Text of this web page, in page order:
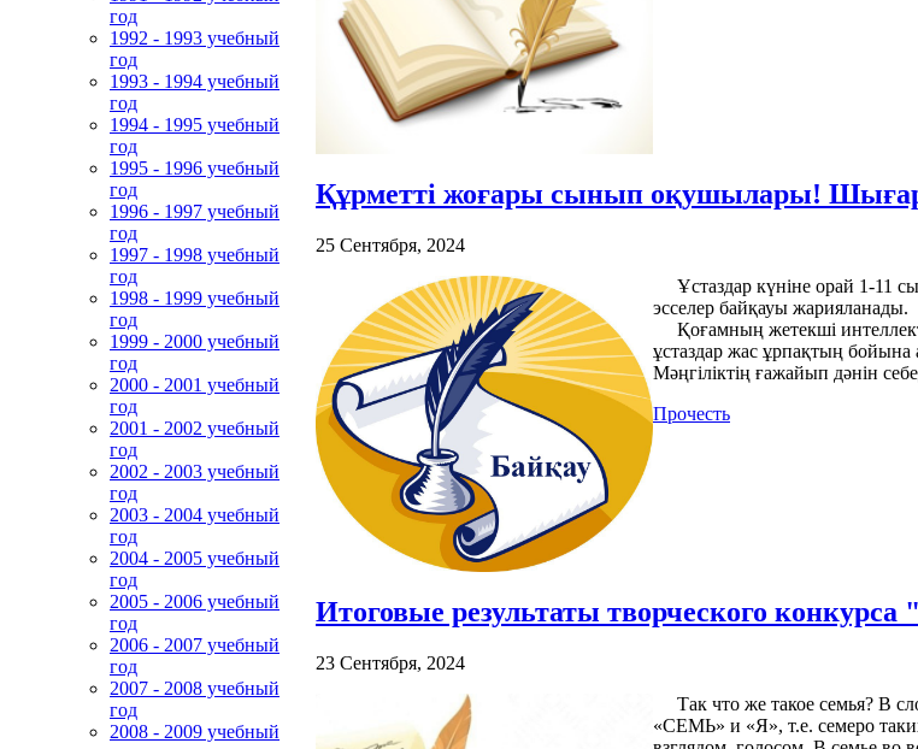
год
1992 - 1993 учебный
год
1993 - 1994 учебный
год
1994 - 1995 учебный
год
1995 - 1996 учебный
год
1996 - 1997 учебный
год
1997 - 1998 учебный
год
1998 - 1999 учебный
год
1999 - 2000 учебный
год
2000 - 2001 учебный
год
2001 - 2002 учебный
год
2002 - 2003 учебный
год
2003 - 2004 учебный
год
2004 - 2005 учебный
год
2005 - 2006 учебный
год
2006 - 2007 учебный
год
2007 - 2008 учебный
год
2008 - 2009 учебный
Құрметті жоғары сынып оқушылары!
25 Сентября, 2024
Ұстаздар күніне орай 1-11
эсселер байқауы жарияланады.
Қоғамның жетекші
ұстаздар жас ұрпақтың бойына
Мәңгіліктің ғажайып дәнін
Прочесть
Итоговые результаты творческого
23 Сентября, 2024
Так что же такое семья? В
«СЕМЬ» и «Я», т.е. семеро